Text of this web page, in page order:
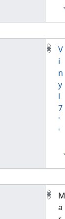
V
i
n
y
l
7
'
'
M
a